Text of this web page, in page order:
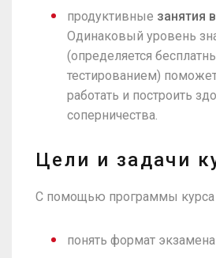
продуктивные занятия
Одинаковый уровень
(определяется
тестированием)
работать и построить
соперничества.
Цели и задачи
С помощью программы курса
понять формат